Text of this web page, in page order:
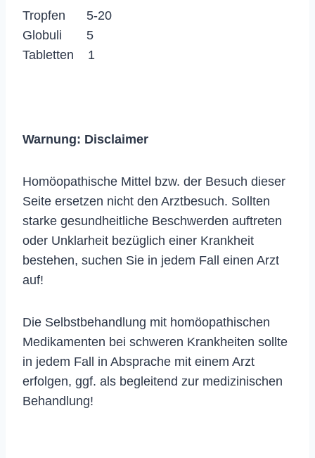
Tropfen 5-20
Globuli 5
Tabletten 1
Warnung: Disclaimer
Homöopathische Mittel bzw. der Besuch dieser
Seite ersetzen nicht den Arztbesuch. Sollten
starke gesundheitliche Beschwerden auftreten
oder Unklarheit bezüglich einer Krankheit
bestehen, suchen Sie in jedem Fall einen Arzt
auf!
Die Selbstbehandlung mit homöopathischen
Medikamenten bei schweren Krankheiten sollte
in jedem Fall in Absprache mit einem Arzt
erfolgen, ggf. als begleitend zur medizinischen
Behandlung!